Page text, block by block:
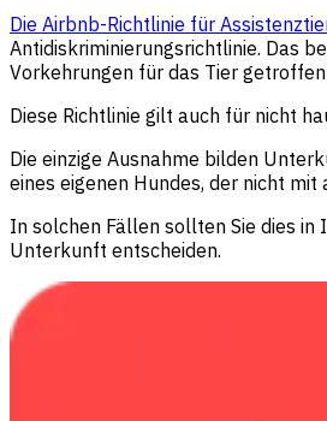
Die Airbnb-Richtlinie für
Antidiskriminierungsrichtlinie. Das
Vorkehrungen für das Tier
Diese Richtlinie gilt auch für nicht
Die einzige Ausnahme bilden
eines eigenen Hundes, der nicht
In solchen Fällen sollten Sie dies in
Unterkunft entscheiden.